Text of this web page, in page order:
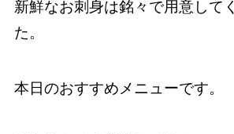
新鮮なお刺身は銘々で用意して
た。
本日のおすすめメニューです。